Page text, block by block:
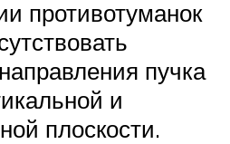
противотуманок
пучка
и
плоскости.